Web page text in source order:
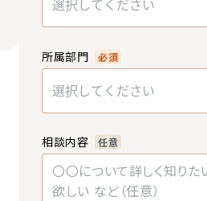
選択してください
所属部門 必須
選択してください
相談内容 任意